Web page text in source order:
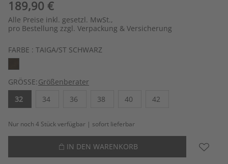
189,90 €
Alle Preise inkl. gesetzl. MwSt.,
pro Bestellung zzgl. Verpackung & Versicherung
FARBE : TAIGA/ST SCHWARZ
GRÖSSE:Größenberater
32
34 36 38 40 42
Nur noch 4 Stück verfügbar | sofort lieferbar
IN DEN WARENKORB